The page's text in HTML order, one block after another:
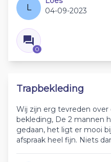
L
04-09-2023
0
Trapbekleding
Wij zijn erg tevreden over
bekleding, De 2 mannen
gedaan, het ligt er mooi
afspraak heel fijn. Niets